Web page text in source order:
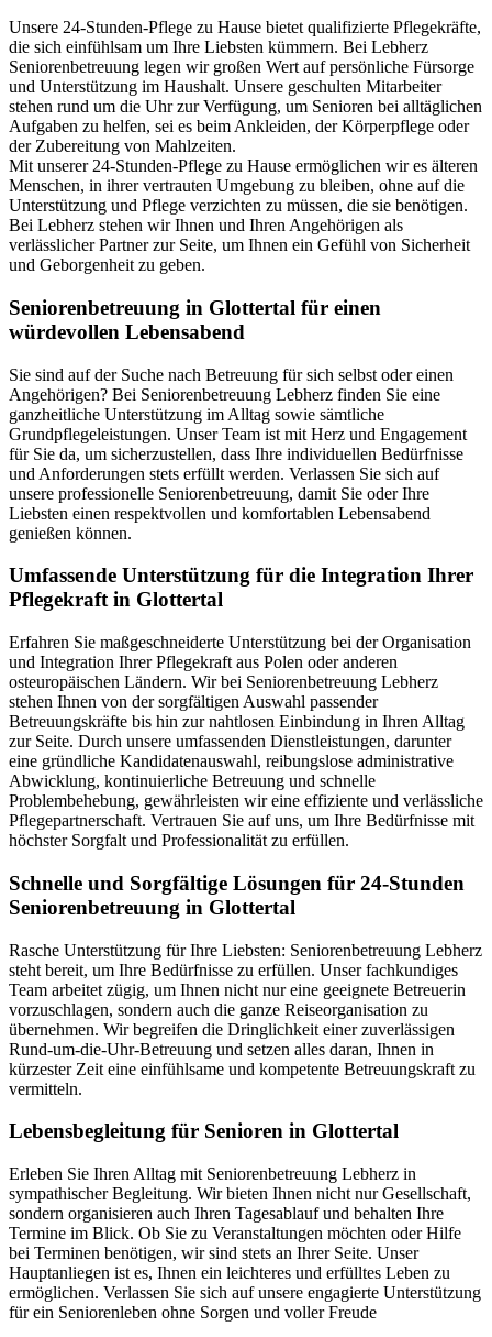
Unsere 24-Stunden-Pflege zu Hause bietet qualifizierte Pflegekräfte,
die sich einfühlsam um Ihre Liebsten kümmern. Bei Lebherz
Seniorenbetreuung legen wir großen Wert auf persönliche Fürsorge
und Unterstützung im Haushalt. Unsere geschulten Mitarbeiter
stehen rund um die Uhr zur Verfügung, um Senioren bei alltäglichen
Aufgaben zu helfen, sei es beim Ankleiden, der Körperpflege oder
der Zubereitung von Mahlzeiten.
Mit unserer 24-Stunden-Pflege zu Hause ermöglichen wir es älteren
Menschen, in ihrer vertrauten Umgebung zu bleiben, ohne auf die
Unterstützung und Pflege verzichten zu müssen, die sie benötigen.
Bei Lebherz stehen wir Ihnen und Ihren Angehörigen als
verlässlicher Partner zur Seite, um Ihnen ein Gefühl von Sicherheit
und Geborgenheit zu geben.
Senioren­betreuung in Glottertal für einen
würdevollen Lebensabend
Sie sind auf der Suche nach Betreuung für sich selbst oder einen
Angehörigen? Bei Seniorenbetreuung Lebherz finden Sie eine
ganzheitliche Unterstützung im Alltag sowie sämtliche
Grundpflegeleistungen. Unser Team ist mit Herz und Engagement
für Sie da, um sicherzustellen, dass Ihre individuellen Bedürfnisse
und Anforderungen stets erfüllt werden. Verlassen Sie sich auf
unsere professionelle Seniorenbetreuung, damit Sie oder Ihre
Liebsten einen respektvollen und komfortablen Lebensabend
genießen können.
Umfassende Unterstützung für die Integration Ihrer
Pflegekraft in Glottertal
Erfahren Sie maßgeschneiderte Unterstützung bei der Organisation
und Integration Ihrer Pflegekraft aus Polen oder anderen
osteuropäischen Ländern. Wir bei Seniorenbetreuung Lebherz
stehen Ihnen von der sorgfältigen Auswahl passender
Betreuungskräfte bis hin zur nahtlosen Einbindung in Ihren Alltag
zur Seite. Durch unsere umfassenden Dienstleistungen, darunter
eine gründliche Kandidatenauswahl, reibungslose administrative
Abwicklung, kontinuierliche Betreuung und schnelle
Problembehebung, gewährleisten wir eine effiziente und verlässliche
Pflegepartnerschaft. Vertrauen Sie auf uns, um Ihre Bedürfnisse mit
höchster Sorgfalt und Professionalität zu erfüllen.
Schnelle und Sorgfältige Lösungen für 24-Stunden
Seniorenbetreuung in Glottertal
Rasche Unterstützung für Ihre Liebsten: Seniorenbetreuung Lebherz
steht bereit, um Ihre Bedürfnisse zu erfüllen. Unser fachkundiges
Team arbeitet zügig, um Ihnen nicht nur eine geeignete Betreuerin
vorzuschlagen, sondern auch die ganze Reiseorganisation zu
übernehmen. Wir begreifen die Dringlichkeit einer zuverlässigen
Rund-um-die-Uhr-Betreuung und setzen alles daran, Ihnen in
kürzester Zeit eine einfühlsame und kompetente Betreuungskraft zu
vermitteln.
Lebensbegleitung für Senioren in Glottertal
Erleben Sie Ihren Alltag mit Seniorenbetreuung Lebherz in
sympathischer Begleitung. Wir bieten Ihnen nicht nur Gesellschaft,
sondern organisieren auch Ihren Tagesablauf und behalten Ihre
Termine im Blick. Ob Sie zu Veranstaltungen möchten oder Hilfe
bei Terminen benötigen, wir sind stets an Ihrer Seite. Unser
Hauptanliegen ist es, Ihnen ein leichteres und erfülltes Leben zu
ermöglichen. Verlassen Sie sich auf unsere engagierte Unterstützung
für ein Seniorenleben ohne Sorgen und voller Freude